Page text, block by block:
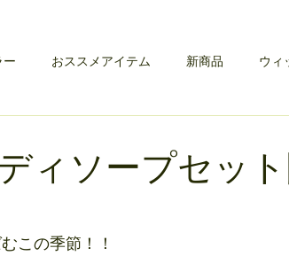
ー おススメアイテム 新商品 ウィ
ィソープセッ
この季節！！